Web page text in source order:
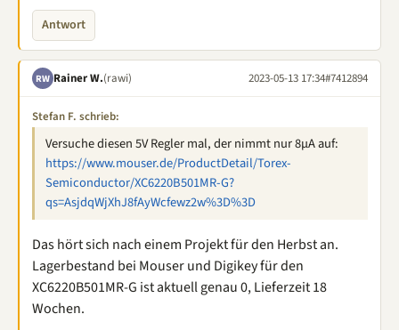
Antwort
RW Rainer W.(rawi) 2023-05-13 17:34#7412894
Stefan F. schrieb:
Versuche diesen 5V Regler mal, der nimmt nur 8µA auf:
https://www.mouser.de/ProductDetail/Torex-
Semiconductor/XC6220B501MR-G?
qs=AsjdqWjXhJ8fAyWcfewz2w%3D%3D
Das hört sich nach einem Projekt für den Herbst an.
Lagerbestand bei Mouser und Digikey für den
XC6220B501MR-G ist aktuell genau 0, Lieferzeit 18
Wochen.